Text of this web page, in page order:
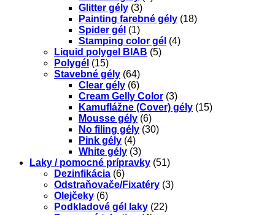
Glitter gély (3)
Painting farebné gély (18)
Spider gél (1)
Stamping color gél (4)
Liquid polygel BIAB (5)
Polygél (15)
Stavebné gély (64)
Clear gély (6)
Cream Gelly Color (3)
Kamuflážne (Cover) gély (15)
Mousse gély (6)
No filing gély (30)
Pink gély (4)
White gély (3)
Laky / pomocné prípravky (51)
Dezinfikácia (6)
Odstraňovače/Fixatéry (3)
Olejčeky (6)
Podkladové gél laky (22)